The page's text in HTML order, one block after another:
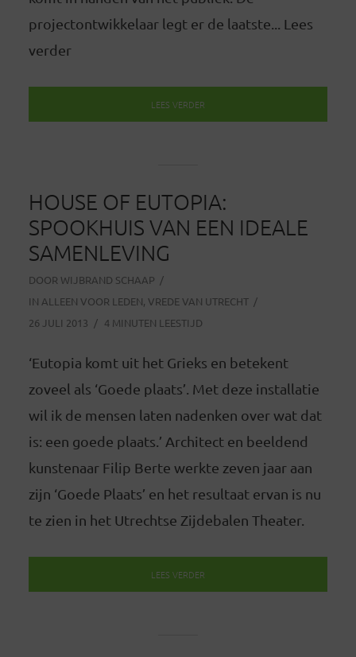
projectontwikkelaar legt er de laatste... Lees
verder
LEES VERDER
HOUSE OF EUTOPIA:
SPOOKHUIS VAN EEN IDEALE
SAMENLEVING
DOOR WIJBRAND SCHAAP
IN ALLEEN VOOR LEDEN, VREDE VAN UTRECHT
26 JULI 2013
4 MINUTEN LEESTIJD
‘Eutopia komt uit het Grieks en betekent
zoveel als ‘Goede plaats’. Met deze installatie
wil ik de mensen laten nadenken over wat dat
is: een goede plaats.’ Architect en beeldend
kunstenaar Filip Berte werkte zeven jaar aan
zijn ‘Goede Plaats’ en het resultaat ervan is nu
te zien in het Utrechtse Zijdebalen Theater.
LEES VERDER